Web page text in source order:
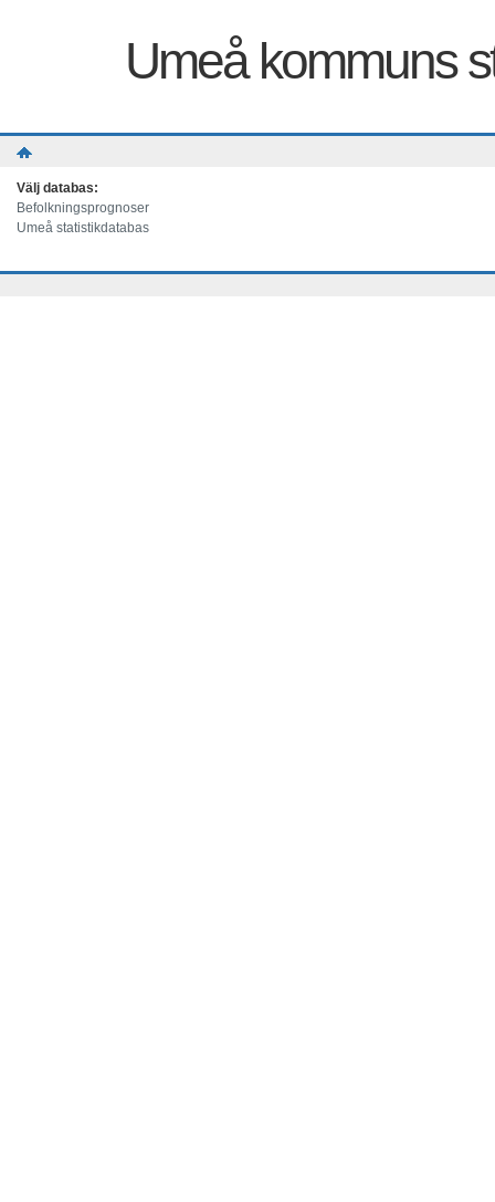
Umeå kommuns
Välj databas:
Befolkningsprognoser
Umeå statistikdatabas